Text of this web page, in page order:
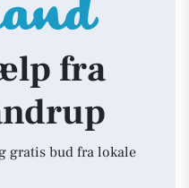
fra
gratis bud fra lokale